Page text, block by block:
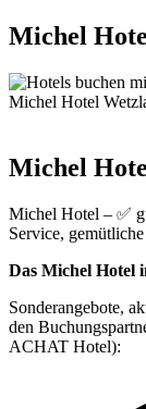
Michel
Michel Hotel
Michel
Michel Hotel – ✅
Service,
Das Michel Hotel
Sonderangebote,
den
ACHAT Hotel):